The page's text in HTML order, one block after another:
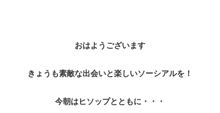
おはようございます
きょうも素敵な出会いと楽しいソーシアルを！
今朝はヒソップとともに・・・